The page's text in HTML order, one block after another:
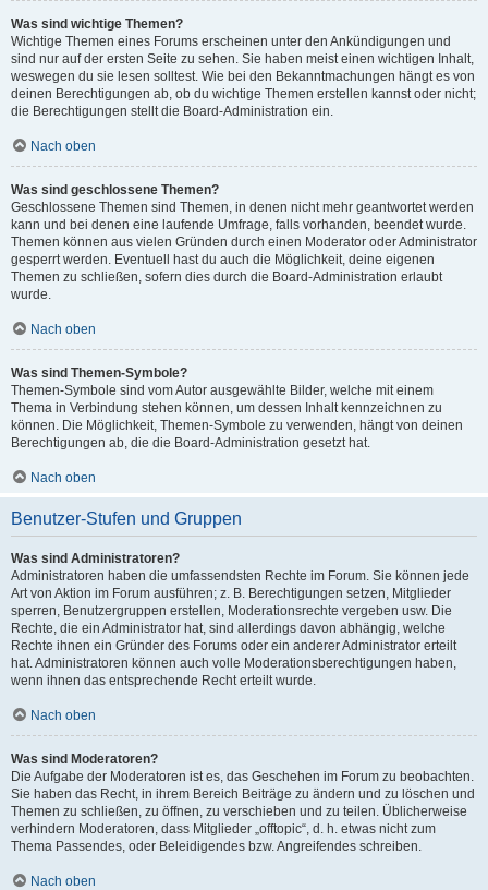
Was sind wichtige Themen?
Wichtige Themen eines Forums erscheinen unter den Ankündigungen und
sind nur auf der ersten Seite zu sehen. Sie haben meist einen wichtigen Inhalt,
weswegen du sie lesen solltest. Wie bei den Bekanntmachungen hängt es von
deinen Berechtigungen ab, ob du wichtige Themen erstellen kannst oder nicht;
die Berechtigungen stellt die Board-Administration ein.
Nach oben
Was sind geschlossene Themen?
Geschlossene Themen sind Themen, in denen nicht mehr geantwortet werden
kann und bei denen eine laufende Umfrage, falls vorhanden, beendet wurde.
Themen können aus vielen Gründen durch einen Moderator oder Administrator
gesperrt werden. Eventuell hast du auch die Möglichkeit, deine eigenen
Themen zu schließen, sofern dies durch die Board-Administration erlaubt
wurde.
Nach oben
Was sind Themen-Symbole?
Themen-Symbole sind vom Autor ausgewählte Bilder, welche mit einem
Thema in Verbindung stehen können, um dessen Inhalt kennzeichnen zu
können. Die Möglichkeit, Themen-Symbole zu verwenden, hängt von deinen
Berechtigungen ab, die die Board-Administration gesetzt hat.
Nach oben
Benutzer-Stufen und Gruppen
Was sind Administratoren?
Administratoren haben die umfassendsten Rechte im Forum. Sie können jede
Art von Aktion im Forum ausführen; z. B. Berechtigungen setzen, Mitglieder
sperren, Benutzergruppen erstellen, Moderationsrechte vergeben usw. Die
Rechte, die ein Administrator hat, sind allerdings davon abhängig, welche
Rechte ihnen ein Gründer des Forums oder ein anderer Administrator erteilt
hat. Administratoren können auch volle Moderationsberechtigungen haben,
wenn ihnen das entsprechende Recht erteilt wurde.
Nach oben
Was sind Moderatoren?
Die Aufgabe der Moderatoren ist es, das Geschehen im Forum zu beobachten.
Sie haben das Recht, in ihrem Bereich Beiträge zu ändern und zu löschen und
Themen zu schließen, zu öffnen, zu verschieben und zu teilen. Üblicherweise
verhindern Moderatoren, dass Mitglieder „offtopic“, d. h. etwas nicht zum
Thema Passendes, oder Beleidigendes bzw. Angreifendes schreiben.
Nach oben